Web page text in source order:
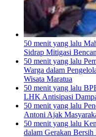
50 menit yang lalu
Sidrap Mitigasi
50 menit yang lalu
Warga dalam
Wisata Maratua
50 menit yang lalu
LHK Antisipasi
50 menit yang lalu
Antoni Ajak
50 menit yang lalu
dalam Gerakan